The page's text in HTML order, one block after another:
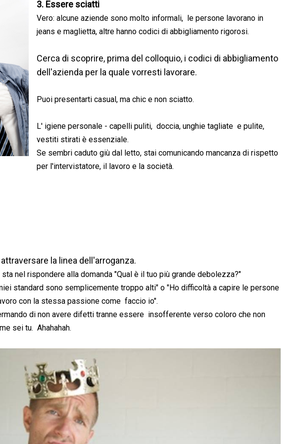
3. Essere sciatti
Vero: alcune aziende sono molto informali, le persone lavorano in
jeans e maglietta, altre hanno codici di abbigliamento rigorosi.
Cerca di scoprire, prima del colloquio, i codici di abbigliamento
dell'azienda per la quale vorresti lavorare.
Puoi presentarti casual, ma chic e non sciatto.
L' igiene personale - capelli puliti, doccia, unghie tagliate e pulite,
vestiti stirati è essenziale.
Se sembri caduto giù dal letto, stai comunicando mancanza di rispetto
per l'intervistatore, il lavoro e la società.
la linea dell'arroganza.
nel rispondere alla domanda "Qual è il tuo più grande debolezza?"
standard sono semplicemente troppo alti" o "Ho difficoltà a capire le persone
con la stessa passione come faccio io".
di non avere difetti tranne essere insofferente verso coloro che non
sei tu. Ahahahah.